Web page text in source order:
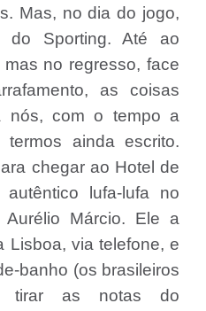
Mas, no dia do jogo,
do Sporting. Até ao
no regresso, face
as coisas
nós, com o tempo a
ainda escrito.
chegar ao Hotel de
lufa-lufa no
Márcio. Ele a
Lisboa, via telefone, e
banho (os brasileiros
a tirar as notas do